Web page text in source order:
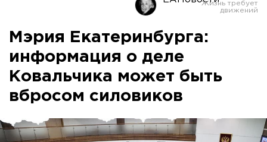
Оренбург
Мэрия Екатеринбурга:
информация о деле
Ковальчика может быть
вбросом силовиков